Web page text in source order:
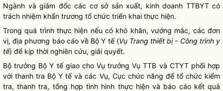
Ngành và giám đốc các cơ sở sản xuất, kinh doanh TTBYT có
trách nhiệm khẩn trương tổ chức triển khai thực hiện.
Trong quá trình thực hiện nếu có khó khăn, vướng mắc, các đơn
vị, địa phương báo cáo về Bộ Y tế (Vụ Trang thiết bị - Công trình y
tế) để kịp thời nghiên cứu, giải quyết.
Bộ trưởng Bộ Y tế giao cho Vụ trưởng Vụ TTB và CTYT phối hợp
với thanh tra Bộ Y tế và các Vụ, Cục chức năng để tổ chức kiểm
tra, thanh tra, tổng hợp tình hình thực hiện và báo cáo kết quả